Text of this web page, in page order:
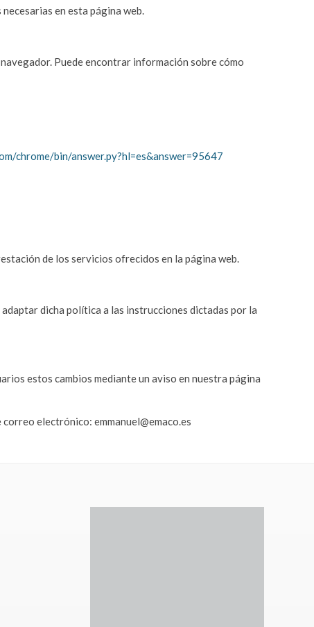
en esta página web.
Puede encontrar información sobre cómo
chrome/bin/answer.py?hl=es&answer=95647
de los servicios ofrecidos en la página web.
dicha política a las instrucciones dictadas por la
estos cambios mediante un aviso en nuestra página
electrónico: emmanuel@emaco.es